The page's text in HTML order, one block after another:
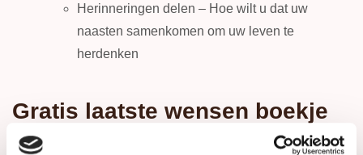
Herinneringen delen – Hoe wilt u dat uw
naasten samenkomen om uw leven te
herdenken
Gratis laatste wensen boekje
aanvragen